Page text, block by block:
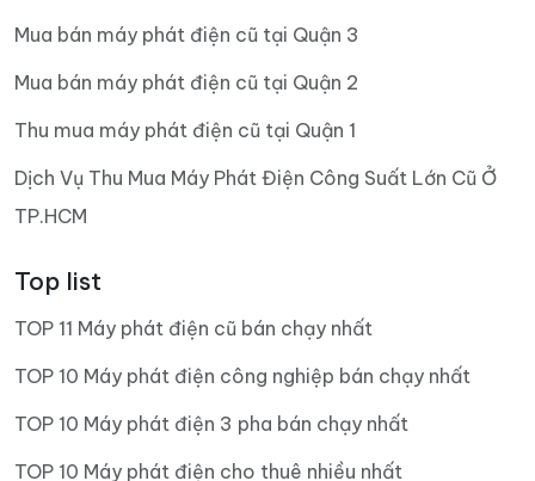
Mua bán máy phát điện cũ tại Quận 3
Mua bán máy phát điện cũ tại Quận 2
Thu mua máy phát điện cũ tại Quận 1
Dịch Vụ Thu Mua Máy Phát Điện Công Suất Lớn Cũ Ở
TP.HCM
Top list
TOP 11 Máy phát điện cũ bán chạy nhất
TOP 10 Máy phát điện công nghiệp bán chạy nhất
TOP 10 Máy phát điện 3 pha bán chạy nhất
TOP 10 Máy phát điện cho thuê nhiều nhất